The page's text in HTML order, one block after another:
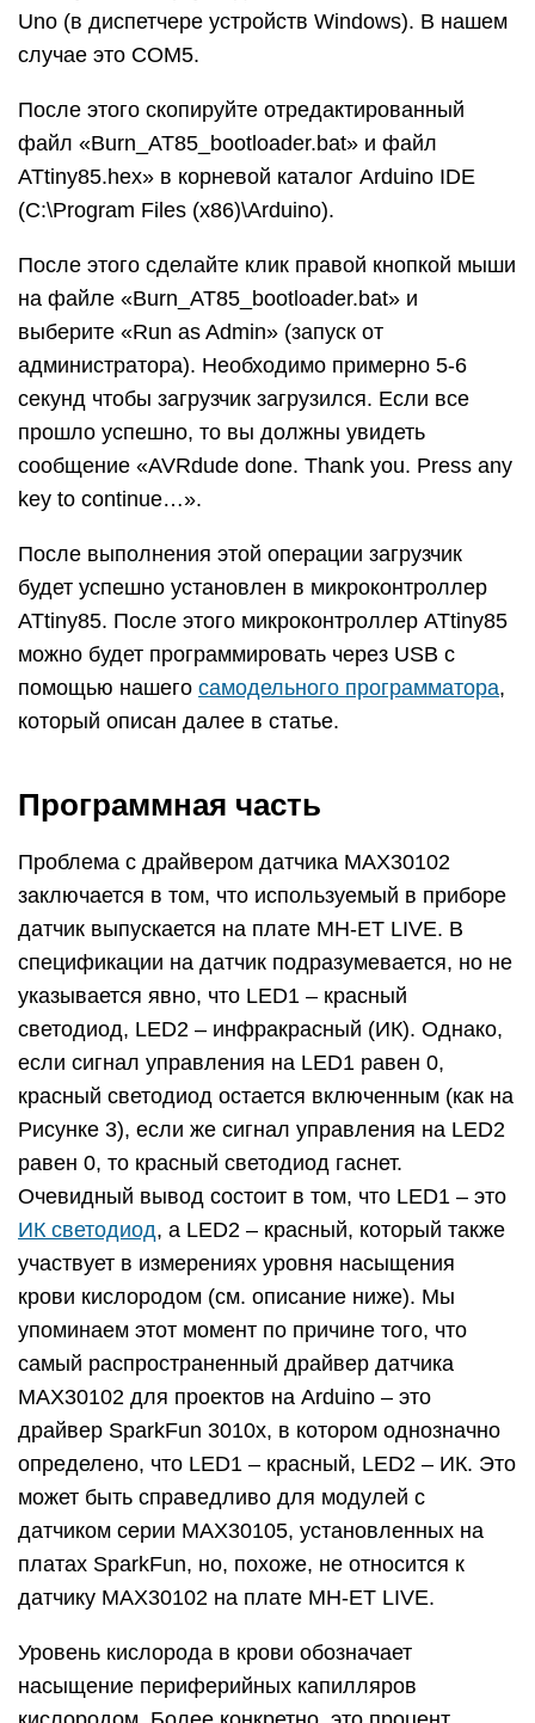
Uno (в диспетчере устройств Windows). В нашем
случае это COM5.
После этого скопируйте отредактированный
файл «Burn_AT85_bootloader.bat» и файл
ATtiny85.hex» в корневой каталог Arduino IDE
(C:\Program Files (x86)\Arduino).
После этого сделайте клик правой кнопкой мыши
на файле «Burn_AT85_bootloader.bat» и
выберите «Run as Admin» (запуск от
администратора). Необходимо примерно 5-6
секунд чтобы загрузчик загрузился. Если все
прошло успешно, то вы должны увидеть
сообщение «AVRdude done. Thank you. Press any
key to continue…».
После выполнения этой операции загрузчик
будет успешно установлен в микроконтроллер
ATtiny85. После этого микроконтроллер ATtiny85
можно будет программировать через USB с
помощью нашего самодельного программатора,
который описан далее в статье.
Программная часть
Проблема с драйвером датчика MAX30102
заключается в том, что используемый в приборе
датчик выпускается на плате MH-ET LIVE. В
спецификации на датчик подразумевается, но не
указывается явно, что LED1 – красный
светодиод, LED2 – инфракрасный (ИК). Однако,
если сигнал управления на LED1 равен 0,
красный светодиод остается включенным (как на
Рисунке 3), если же сигнал управления на LED2
равен 0, то красный светодиод гаснет.
Очевидный вывод состоит в том, что LED1 – это
ИК светодиод, а LED2 – красный, который также
участвует в измерениях уровня насыщения
крови кислородом (см. описание ниже). Мы
упоминаем этот момент по причине того, что
самый распространенный драйвер датчика
MAX30102 для проектов на Arduino – это
драйвер SparkFun 3010x, в котором однозначно
определено, что LED1 – красный, LED2 – ИК. Это
может быть справедливо для модулей с
датчиком серии MAX30105, установленных на
платах SparkFun, но, похоже, не относится к
датчику MAX30102 на плате MH-ET LIVE.
Уровень кислорода в крови обозначает
насыщение периферийных капилляров